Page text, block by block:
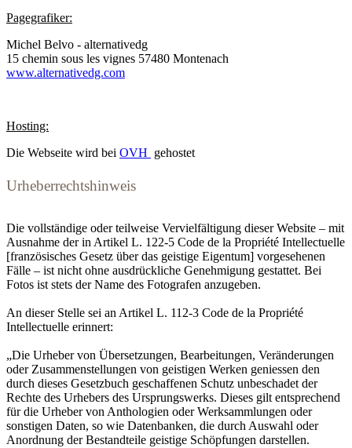
Pagegrafiker:
Michel Belvo - alternativedg
15 chemin sous les vignes 57480 Montenach
www.alternativedg.com
Hosting:
Die Webseite wird bei OVH gehostet
Urheberrechtshinweis
Die vollständige oder teilweise Vervielfältigung dieser Website – mit
Ausnahme der in Artikel L. 122-5 Code de la Propriété Intellectuelle
[französisches Gesetz über das geistige Eigentum] vorgesehenen
Fälle – ist nicht ohne ausdrückliche Genehmigung gestattet. Bei
Fotos ist stets der Name des Fotografen anzugeben.
An dieser Stelle sei an Artikel L. 112-3 Code de la Propriété
Intellectuelle erinnert:
„Die Urheber von Übersetzungen, Bearbeitungen, Veränderungen
oder Zusammenstellungen von geistigen Werken geniessen den
durch dieses Gesetzbuch geschaffenen Schutz unbeschadet der
Rechte des Urhebers des Ursprungswerks. Dieses gilt entsprechend
für die Urheber von Anthologien oder Werksammlungen oder
sonstigen Daten, so wie Datenbanken, die durch Auswahl oder
Anordnung der Bestandteile geistige Schöpfungen darstellen.